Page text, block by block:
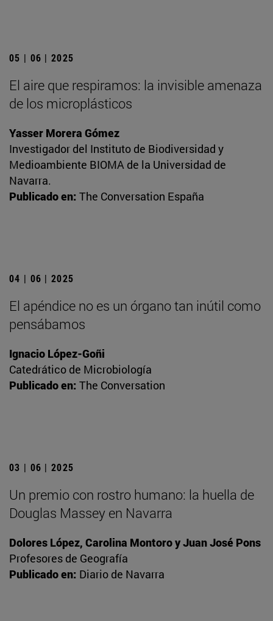
05 | 06 | 2025
El aire que respiramos: la invisible amenaza
de los microplásticos
Yasser Morera Gómez
Investigador del Instituto de Biodiversidad y
Medioambiente BIOMA de la Universidad de
Navarra.
Publicado en: The Conversation España
04 | 06 | 2025
El apéndice no es un órgano tan inútil como
pensábamos
Ignacio López-Goñi
Catedrático de Microbiología
Publicado en: The Conversation
03 | 06 | 2025
Un premio con rostro humano: la huella de
Douglas Massey en Navarra
Dolores López, Carolina Montoro y Juan José Pons
Profesores de Geografía
Publicado en: Diario de Navarra